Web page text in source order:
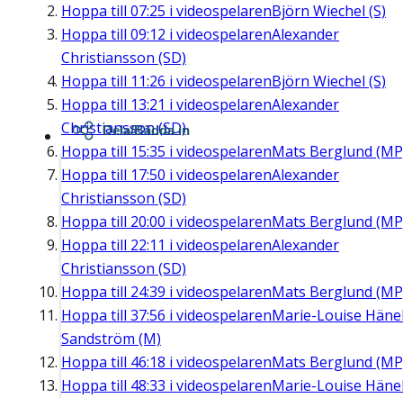
Hoppa till 07:25 i videospelarenBjörn Wiechel (S)
Hoppa till 09:12 i videospelarenAlexander
Christiansson (SD)
Hoppa till 11:26 i videospelarenBjörn Wiechel (S)
Hoppa till 13:21 i videospelarenAlexander
Christiansson (SD)
Hoppa till 15:35 i videospelarenMats Berglund
Hoppa till 17:50 i videospelarenAlexander
Christiansson (SD)
Hoppa till 20:00 i videospelarenMats Berglund
Hoppa till 22:11 i videospelarenAlexander
Christiansson (SD)
Hoppa till 24:39 i videospelarenMats Berglund
Hoppa till 37:56 i videospelarenMarie-Louise
Sandström (M)
Hoppa till 46:18 i videospelarenMats Berglund
Hoppa till 48:33 i videospelarenMarie-Louise
Dela/Bädda in